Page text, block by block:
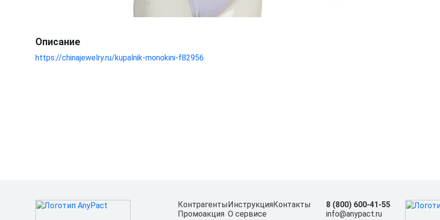
Описание
https://chinajewelry.ru/kupalnik-monokini-f82956
Контрагенты
Промоакция
Инструкция
О сервисе
Контакты
8 (800) 600-41-55
info@anypact.ru